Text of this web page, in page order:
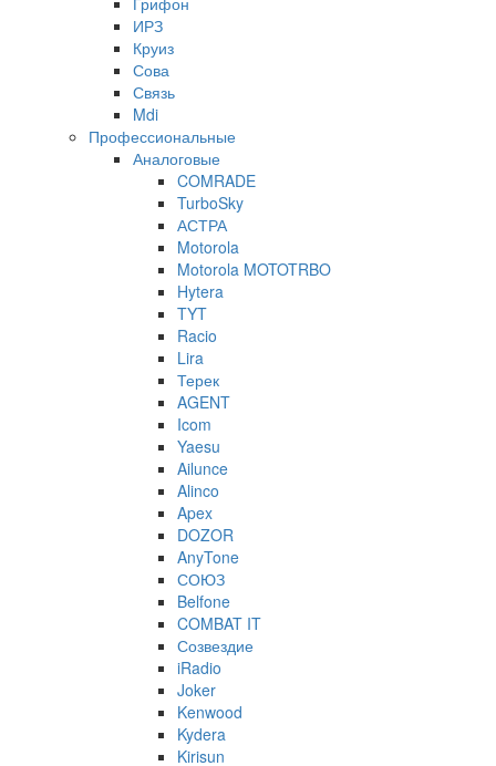
ИРЗ
Круиз
Сова
Связь
Mdi
Профессиональные
Аналоговые
COMRADE
TurboSky
АСТРА
Motorola
Motorola MOTOTRBO
Hytera
TYT
Racio
Lira
Терек
AGENT
Icom
Yaesu
Ailunce
Alinco
Apex
DOZOR
AnyTone
СОЮЗ
Belfone
COMBAT IT
Созвездие
iRadio
Joker
Kenwood
Kydera
Kirisun